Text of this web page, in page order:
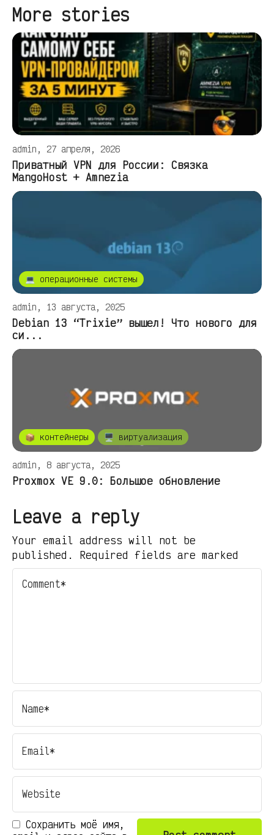
More stories
admin, 27 апреля, 2026
Приватный VPN для России: Связка
MangoHost + Amnezia
💻 операционные системы
admin, 13 августа, 2025
Debian 13 “Trixie” вышел! Что нового для
си...
📦 контейнеры 🖥️ виртуализация
admin, 8 августа, 2025
Proxmox VE 9.0: Большое обновление
Leave a reply
Your email address will not be
published. Required fields are marked
Сохранить моё имя,